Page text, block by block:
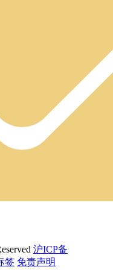
沪ICP备
签 免责声明